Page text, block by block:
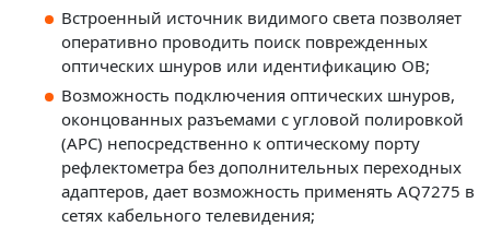
Встроенный источник видимого света позволяет
оперативно проводить поиск поврежденных
оптических шнуров или идентификацию ОВ;
Возможность подключения оптических шнуров,
оконцованных разъемами с угловой полировкой
(APC) непосредственно к оптическому порту
рефлектометра без дополнительных переходных
адаптеров, дает возможность применять AQ7275 в
сетях кабельного телевидения;